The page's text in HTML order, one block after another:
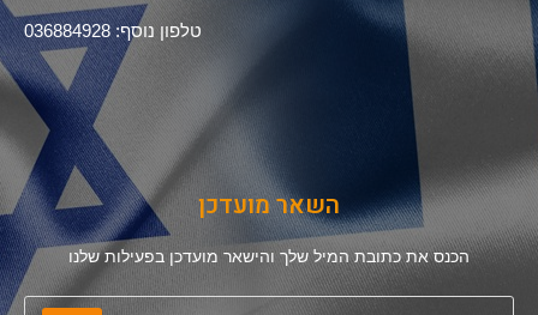
טלפון נוסף: 036884928
השאר מועדכן
הכנס את כתובת המיל שלך והישאר מועדכן בפעילות שלנו